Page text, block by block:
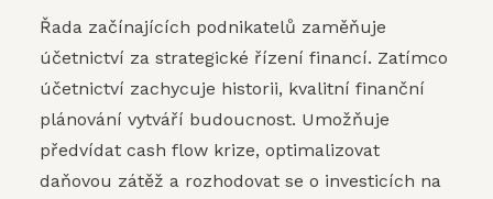
Řada začínajících podnikatelů zaměňuje
účetnictví za strategické řízení financí. Zatímco
účetnictví zachycuje historii, kvalitní finanční
plánování vytváří budoucnost. Umožňuje
předvídat cash flow krize, optimalizovat
daňovou zátěž a rozhodovat se o investicích na